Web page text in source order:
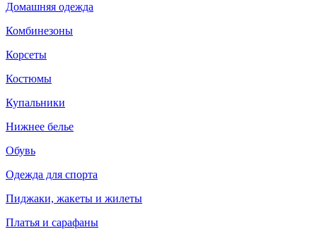
Домашняя одежда
Комбинезоны
Корсеты
Костюмы
Купальники
Нижнее белье
Обувь
Одежда для спорта
Пиджаки, жакеты и жилеты
Платья и сарафаны